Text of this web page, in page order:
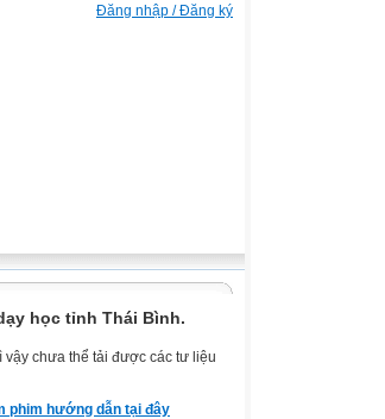
Đăng nhập / Đăng ký
học tỉnh Thái Bình.
chưa thể tải được các tư liệu
phim hướng dẫn tại đây